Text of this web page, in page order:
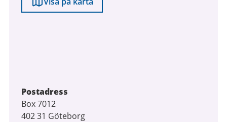
Postadress
Box 7012
402 31 Göteborg